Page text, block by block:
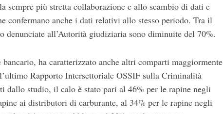
sempre più stretta collaborazione e allo scambio di dati e
confermano anche i dati relativi allo stesso periodo. Tra il
all’Autorità giudiziaria sono diminuite del 70%.
ha caratterizzato anche altri comparti maggiormente
Rapporto Intersettoriale OSSIF sulla Criminalità
dallo studio, il calo è stato pari al 46% per le rapine negli
ai distributori di carburante, al 34% per le rapine negli